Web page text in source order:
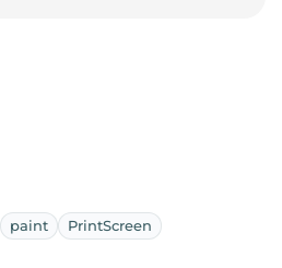
paint PrintScreen